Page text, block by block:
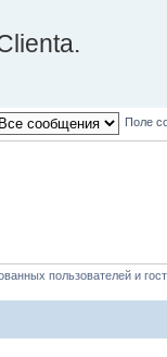
Поле
пользователей и